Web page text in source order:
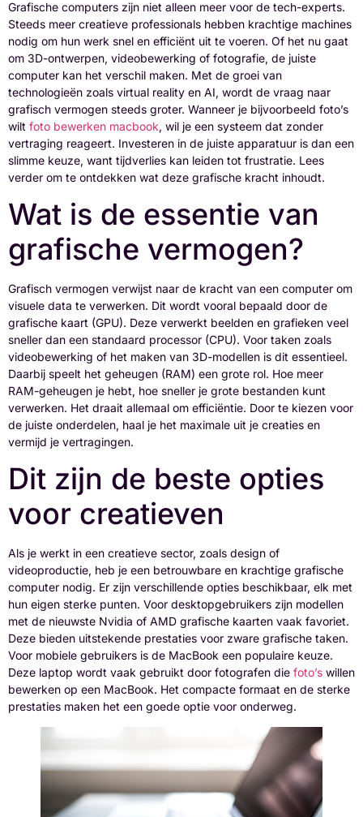
Grafische computers zijn niet alleen meer voor de tech-experts.
Steeds meer creatieve professionals hebben krachtige machines
nodig om hun werk snel en efficiënt uit te voeren. Of het nu gaat
om 3D-ontwerpen, videobewerking of fotografie, de juiste
computer kan het verschil maken. Met de groei van
technologieën zoals virtual reality en AI, wordt de vraag naar
grafisch vermogen steeds groter. Wanneer je bijvoorbeeld foto’s
wilt foto bewerken macbook, wil je een systeem dat zonder
vertraging reageert. Investeren in de juiste apparatuur is dan een
slimme keuze, want tijdverlies kan leiden tot frustratie. Lees
verder om te ontdekken wat deze grafische kracht inhoudt.
Wat is de essentie van
grafische vermogen?
Grafisch vermogen verwijst naar de kracht van een computer om
visuele data te verwerken. Dit wordt vooral bepaald door de
grafische kaart (GPU). Deze verwerkt beelden en grafieken veel
sneller dan een standaard processor (CPU). Voor taken zoals
videobewerking of het maken van 3D-modellen is dit essentieel.
Daarbij speelt het geheugen (RAM) een grote rol. Hoe meer
RAM-geheugen je hebt, hoe sneller je grote bestanden kunt
verwerken. Het draait allemaal om efficiëntie. Door te kiezen voor
de juiste onderdelen, haal je het maximale uit je creaties en
vermijd je vertragingen.
Dit zijn de beste opties
voor creatieven
Als je werkt in een creatieve sector, zoals design of
videoproductie, heb je een betrouwbare en krachtige grafische
computer nodig. Er zijn verschillende opties beschikbaar, elk met
hun eigen sterke punten. Voor desktopgebruikers zijn modellen
met de nieuwste Nvidia of AMD grafische kaarten vaak favoriet.
Deze bieden uitstekende prestaties voor zware grafische taken.
Voor mobiele gebruikers is de MacBook een populaire keuze.
Deze laptop wordt vaak gebruikt door fotografen die foto’s willen
bewerken op een MacBook. Het compacte formaat en de sterke
prestaties maken het een goede optie voor onderweg.